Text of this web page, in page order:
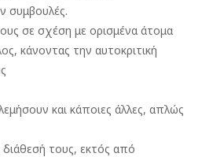
συμβουλές.
σε σχέση με ορισμένα άτομα
κάνοντας την αυτοκριτική
και κάποιες άλλες, απλώς
τους, εκτός από